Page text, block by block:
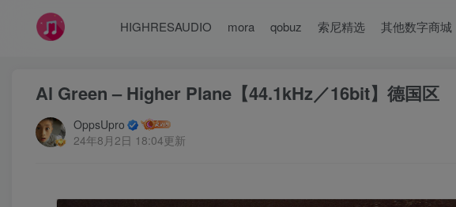
HIGHRESAUDIO mora qobuz 索尼精选 其他数字商城
Al Green – Higher Plane【44.1kHz／16bit】德国区
OppsUpro
24年8月2日 18:04更新